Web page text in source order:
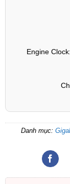
Engine
Danh mục: